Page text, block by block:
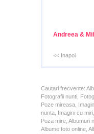
Andreea &
<< Inapoi
Cautari frecvente:
Fotografii nunti,
Poze mireasa,
nunta, Imagini cu
Poza mire, Albumuri
Albume foto online,